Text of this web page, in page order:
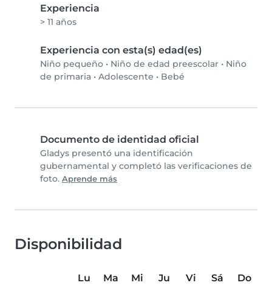
Experiencia
> 11 años
Experiencia con esta(s) edad(es)
Niño pequeño • Niño de edad preescolar • Niño
de primaria • Adolescente • Bebé
Documento de identidad oficial
Gladys presentó una identificación
gubernamental y completó las verificaciones de
foto. Aprende más
Disponibilidad
Lu Ma Mi Ju Vi Sá
Do